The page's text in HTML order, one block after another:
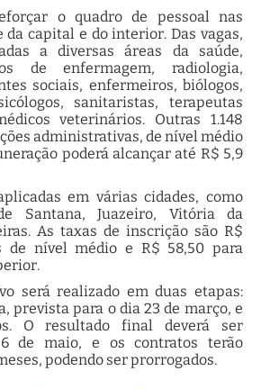
o quadro de pessoal nas
da capital e do interior. Das vagas,
a diversas áreas da saúde,
de enfermagem, radiologia,
sociais, enfermeiros, biólogos,
sanitaristas, terapeutas
veterinários. Outras 1.148
administrativas, de nível médio
poderá alcançar até R$ 5,9
em várias cidades, como
Santana, Juazeiro, Vitória da
As taxas de inscrição são R$
de nível médio e R$ 58,50 para
será realizado em duas etapas:
prevista para o dia 23 de março, e
O resultado final deverá ser
de maio, e os contratos terão
podendo ser prorrogados.